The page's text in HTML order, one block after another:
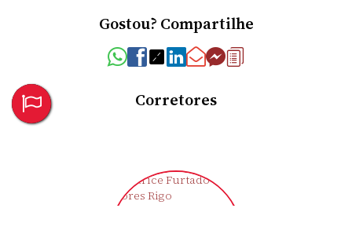
Gostou? Compartilhe
Corretores